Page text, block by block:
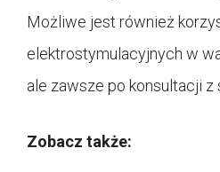
Możliwe jest również
elektrostymulacyjnych w
ale zawsze po konsultacji z
Zobacz także: